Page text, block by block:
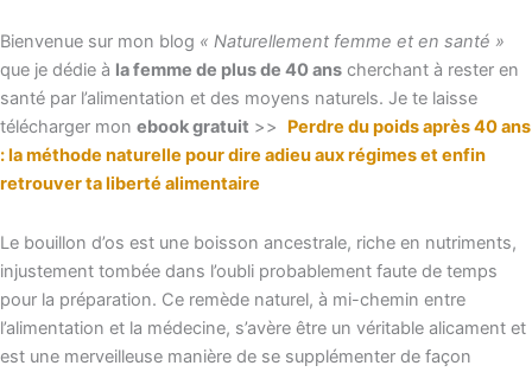
Bienvenue sur mon blog « Naturellement femme et en santé »
que je dédie à la femme de plus de 40 ans cherchant à rester en
santé par l’alimentation et des moyens naturels. Je te laisse
télécharger mon ebook gratuit >> Perdre du poids après 40 ans
: la méthode naturelle pour dire adieu aux régimes et enfin
retrouver ta liberté alimentaire
Le bouillon d’os est une boisson ancestrale, riche en nutriments,
injustement tombée dans l’oubli probablement faute de temps
pour la préparation. Ce remède naturel, à mi-chemin entre
l’alimentation et la médecine, s’avère être un véritable alicament et
est une merveilleuse manière de se supplémenter de façon